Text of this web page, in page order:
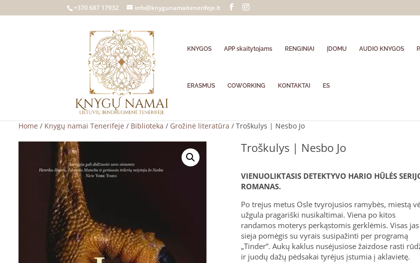
+370 687 17932 info@knygunamaitenerifeje.lt
KNYGOS APP skaitytojams RENGINIAI ĮDOMU AUDIO KNYGOS
ERASMUS COWORKING KONTAKTAI ES
Home / Knygų namai Tenerifeje / Biblioteka / Grožinė literatūra / Troškulys | Nesbo Jo
Troškulys | Nesbo Jo
VIENUOLIKTASIS DETEKTYVO HARIO HŪLĖS
ROMANAS.
Po trejus metus Osle tvyrojusios ramybės, miestą
užgula pragariški nusikaltimai. Viena po kitos
randamos moterys perkąstomis gerklėmis. Visas jas
sieja pomėgis su vyrais susipažinti per programą
„Tinder”. Aukų kaklus nusėjusiose žaizdose rasti
ir juodų dažų pėdsakai tyrėjus įstumia į aklavietę.